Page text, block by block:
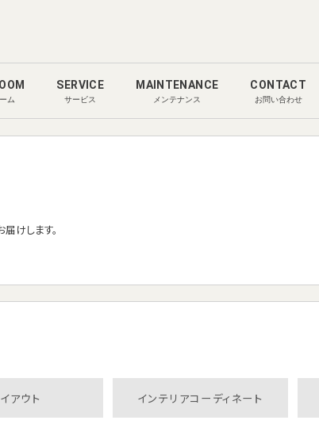
ム
SERVICE
サービス
MAINTENANCE
メンテナンス
CONTACT
お問い合わせ
けします。
アウト インテリアコーディネート